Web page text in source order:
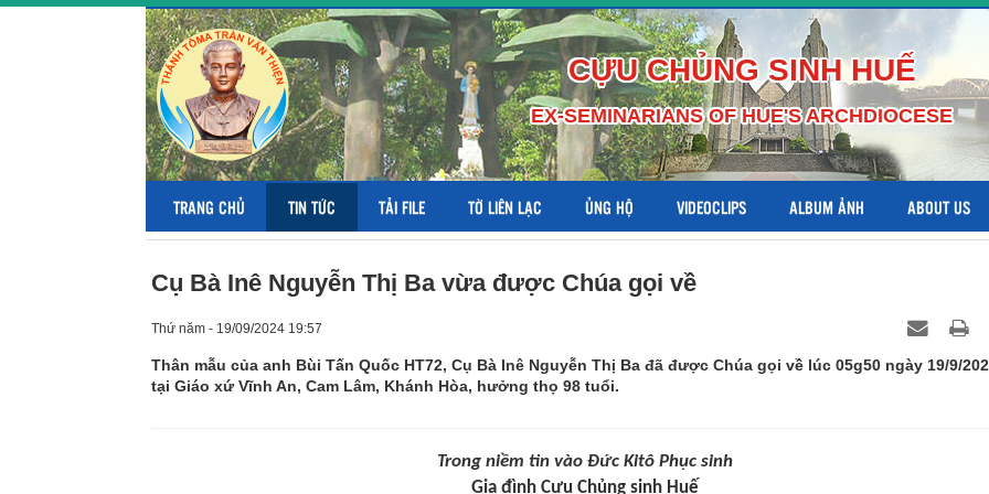
CỰU CHỦNG SINH HUẾ
EX-SEMINARIANS OF HUE'S ARCHDIOCESE
TRANG CHỦ TIN TỨC TẢI FILE TỜ LIÊN LẠC ỦNG HỘ VIDEOCLIPS ALBUM ẢNH ABOUT US
Cụ Bà Inê Nguyễn Thị Ba vừa được Chúa gọi về
Thứ năm - 19/09/2024 19:57
Thân mẫu của anh Bùi Tấn Quốc HT72, Cụ Bà Inê Nguyễn Thị Ba đã được Chúa gọi về lúc 05g50 ngày 19/9/
tại Giáo xứ Vĩnh An, Cam Lâm, Khánh Hòa, hưởng thọ 98 tuổi.
Trong niềm tin vào Đức Kitô Phục sinh
Gia đình Cựu Chủng sinh Huế